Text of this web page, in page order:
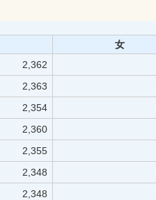
女
2,362
2,363
2,354
2,360
2,355
2,348
2,348